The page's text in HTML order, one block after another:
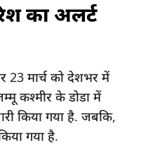
का अलर्ट
23 मार्च को देशभर में
कश्मीर के डोडा में
किया गया है. जबकि,
गया है.